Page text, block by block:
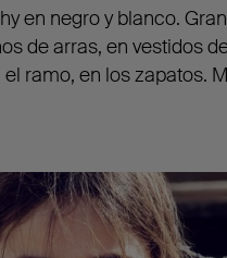
en negro y blanco.
de arras, en vestidos
ramo, en los zapatos.